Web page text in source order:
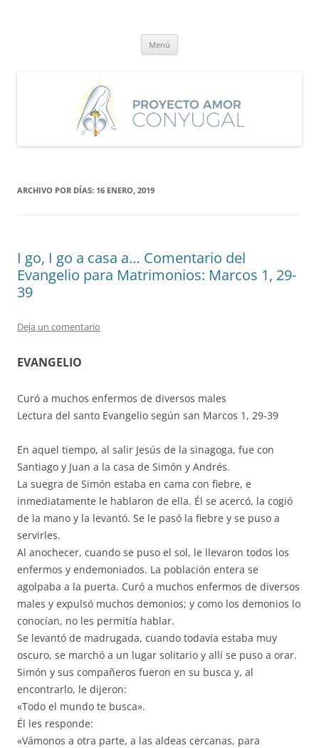
Menú
ARCHIVO POR DÍAS: 16 ENERO, 2019
I go, I go a casa a… Comentario del
Evangelio para Matrimonios: Marcos 1, 29-
39
Deja un comentario
EVANGELIO
Curó a muchos enfermos de diversos males
Lectura del santo Evangelio según san Marcos 1, 29-39
En aquel tiempo, al salir Jesús de la sinagoga, fue con
Santiago y Juan a la casa de Simón y Andrés.
La suegra de Simón estaba en cama con fiebre, e
inmediatamente le hablaron de ella. Él se acercó, la cogió
de la mano y la levantó. Se le pasó la fiebre y se puso a
servirles.
Al anochecer, cuando se puso el sol, le llevaron todos los
enfermos y endemoniados. La población entera se
agolpaba a la puerta. Curó a muchos enfermos de diversos
males y expulsó muchos demonios; y como los demonios lo
conocían, no les permitía hablar.
Se levantó de madrugada, cuando todavía estaba muy
oscuro, se marchó a un lugar solitario y allí se puso a orar.
Simón y sus compañeros fueron en su busca y, al
encontrarlo, le dijeron:
«Todo el mundo te busca».
Él les responde:
«Vámonos a otra parte, a las aldeas cercanas, para